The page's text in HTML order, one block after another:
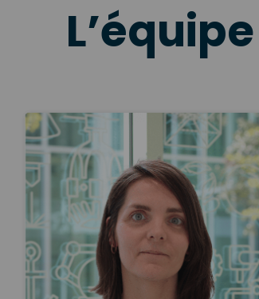
L’équipe